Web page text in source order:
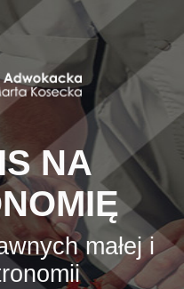
NA
małej i